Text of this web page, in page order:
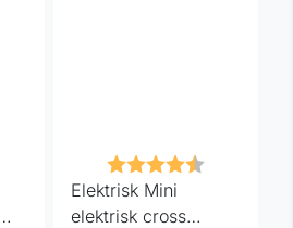
Karakter:
Elektrisk Mini
elektrisk cross